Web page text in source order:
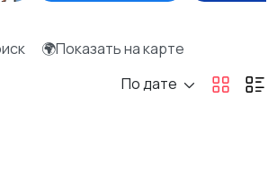
🌍Показать на карте
По дате